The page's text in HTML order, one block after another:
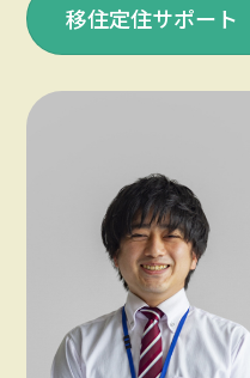
移住定住サポート